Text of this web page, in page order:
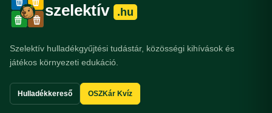
szelektív .hu
Szelektív hulladékgyűjtési tudástár, közösségi kihívások és
játékos környezeti edukáció.
Hulladékkereső OSZKár Kvíz